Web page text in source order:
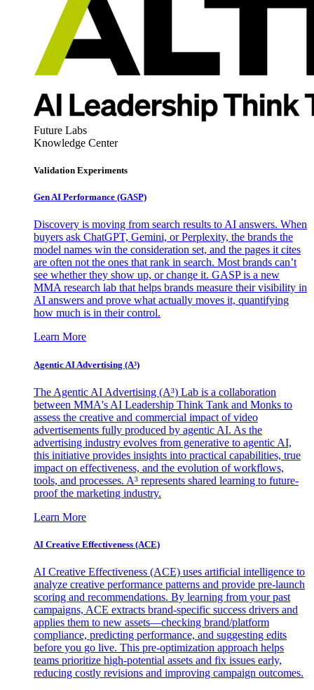
Future Labs
Knowledge Center
Validation Experiments
Gen AI Performance (GASP)
Discovery is moving from search results to AI answers. When
buyers ask ChatGPT, Gemini, or Perplexity, the brands the
model names win the consideration set, and the pages it cites
are often not the ones that rank in search. Most brands can’t
see whether they show up, or change it. GASP is a new
MMA research lab that helps brands measure their visibility in
AI answers and prove what actually moves it, quantifying
how much is in their control.
Learn More
Agentic AI Advertising (A³)
The Agentic AI Advertising (A³) Lab is a collaboration
between MMA's AI Leadership Think Tank and Monks to
assess the creative and commercial impact of video
advertisements fully produced by agentic AI. As the
advertising industry evolves from generative to agentic AI,
this initiative provides insights into practical capabilities, true
impact on effectiveness, and the evolution of workflows,
tools, and processes. A³ represents shared learning to future-
proof the marketing industry.
Learn More
AI Creative Effectiveness (ACE)
AI Creative Effectiveness (ACE) uses artificial intelligence to
analyze creative performance patterns and provide pre-launch
scoring and recommendations. By learning from your past
campaigns, ACE extracts brand-specific success drivers and
applies them to new assets—checking brand/platform
compliance, predicting performance, and suggesting edits
before you go live. This pre-optimization approach helps
teams prioritize high-potential assets and fix issues early,
reducing costly revisions and improving campaign outcomes.